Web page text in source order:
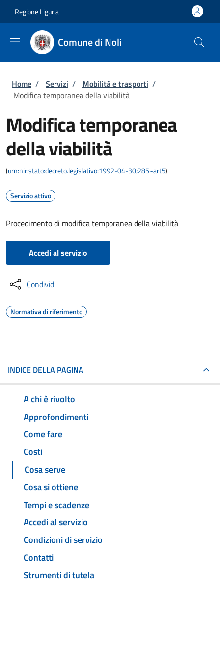
Regione Liguria
Comune di Noli
Briciole di pane
Home / Servizi / Mobilità e trasporti /
Modifica temporanea della viabilità
Modifica temporanea
della viabilità
(urn:nir:stato:decreto.legislativo:1992-04-30;285~art5)
Servizio attivo
Procedimento di modifica temporanea della viabilità
Accedi al servizio
Condividi
Normativa di riferimento
INDICE DELLA PAGINA
A chi è rivolto
Approfondimenti
Come fare
Costi
Cosa serve
Cosa si ottiene
Tempi e scadenze
Accedi al servizio
Condizioni di servizio
Contatti
Strumenti di tutela